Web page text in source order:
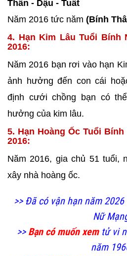
Thân - Dậu - Tuất
Năm 2016 tức năm (Bính
4. Hạn Kim Lâu Tuổi Bính
2016:
Năm 2016 bạn rơi vào hạn
ảnh hưởng đến con cái
định cưới chồng bạn có
hưởng của kim lâu.
5. Hạn Hoàng Ốc Tuổi
2016:
Năm 2016, gia chủ 51 tuổi,
xây nhà hoàng ốc.
>> Đã có vận hạn năm
Nữ
>> Bạn có muốn xemtử vi
năm